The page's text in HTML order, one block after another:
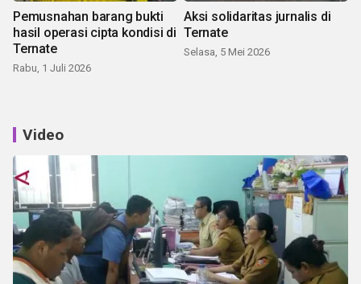
Pemusnahan barang bukti
hasil operasi cipta kondisi di
Ternate
Rabu, 1 Juli 2026
Aksi solidaritas jurnalis di
Ternate
Selasa, 5 Mei 2026
Video